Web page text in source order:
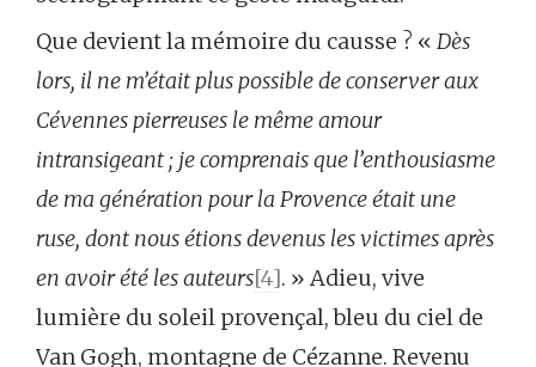
Que devient la mémoire du causse ? « Dès
lors, il ne m’était plus possible de conserver aux
Cévennes pierreuses le même amour
intransigeant ; je comprenais que l’enthousiasme
de ma génération pour la Provence était une
ruse, dont nous étions devenus les victimes après
en avoir été les auteurs[4]. » Adieu, vive
lumière du soleil provençal, bleu du ciel de
Van Gogh, montagne de Cézanne. Revenu